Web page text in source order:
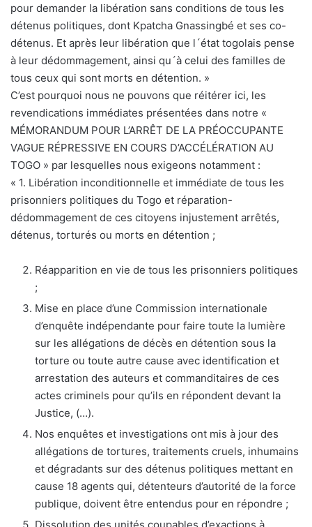
pour demander la libération sans conditions de tous les
détenus politiques, dont Kpatcha Gnassingbé et ses co-
détenus. Et après leur libération que l´état togolais pense
à leur dédommagement, ainsi qu´à celui des familles de
tous ceux qui sont morts en détention. »
C’est pourquoi nous ne pouvons que réitérer ici, les
revendications immédiates présentées dans notre «
MÉMORANDUM POUR L’ARRÊT DE LA PRÉOCCUPANTE
VAGUE RÉPRESSIVE EN COURS D’ACCÉLÉRATION AU
TOGO » par lesquelles nous exigeons notamment :
« 1. Libération inconditionnelle et immédiate de tous les
prisonniers politiques du Togo et réparation-
dédommagement de ces citoyens injustement arrêtés,
détenus, torturés ou morts en détention ;
Réapparition en vie de tous les prisonniers politiques
;
Mise en place d’une Commission internationale
d’enquête indépendante pour faire toute la lumière
sur les allégations de décès en détention sous la
torture ou toute autre cause avec identification et
arrestation des auteurs et commanditaires de ces
actes criminels pour qu’ils en répondent devant la
Justice, (…).
Nos enquêtes et investigations ont mis à jour des
allégations de tortures, traitements cruels, inhumains
et dégradants sur des détenus politiques mettant en
cause 18 agents qui, détenteurs d’autorité de la force
publique, doivent être entendus pour en répondre ;
Dissolution des unités coupables d’exactions à